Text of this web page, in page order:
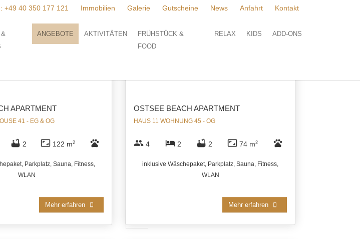
+49 40 350 177 121 Immobilien Galerie Gutscheine News Anfahrt Kontakt
&
ANGEBOTE AKTIVITÄTEN
FRÜHSTÜCK &
FOOD
RELAX KIDS ADD-ONS
APARTMENT
41 - EG & OG
bathtub 2 aspect_ratio 122 m2 pets
Parkplatz, Sauna, Fitness,
WLAN
Mehr erfahren
OSTSEE BEACH APARTMENT
HAUS 11 WOHNUNG 45 - OG
group 4 hotel 2 bathtub 2 aspect_ratio 74 m2 pets
inklusive Wäschepaket, Parkplatz, Sauna, Fitness,
WLAN
Mehr erfahren